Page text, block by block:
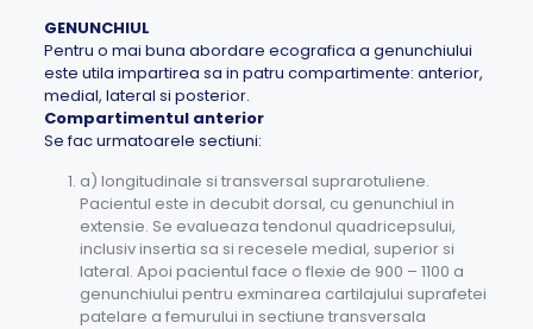
GENUNCHIUL
Pentru o mai buna abordare ecografica a genunchiului
este utila impartirea sa in patru compartimente: anterior,
medial, lateral si posterior.
Compartimentul anterior
Se fac urmatoarele sectiuni:
a) longitudinale si transversal suprarotuliene.
Pacientul este in decubit dorsal, cu genunchiul in
extensie. Se evalueaza tendonul quadricepsului,
inclusiv insertia sa si recesele medial, superior si
lateral. Apoi pacientul face o flexie de 900 – 1100 a
genunchiului pentru exminarea cartilajului suprafetei
patelare a femurului in sectiune transversala